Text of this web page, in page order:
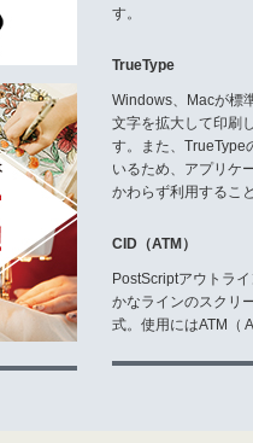
す。
TrueType
Windows、Macが標
文字を拡大して印刷
す。また、TrueType
いるため、アプリケ
かわらず利用するこ
CID（ATM）
PostScriptアウトラ
かなラインのスクリ
式。使用にはATM（